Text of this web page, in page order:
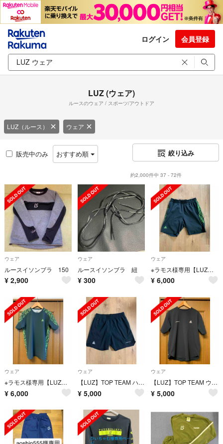
ログイン 会員登録
LUZ (ウェア)
ルースのウェア / スポーツ/アウトドア
LUZ（ルース） ウェア
販売中のみ おすすめ順 絞り込み
約2,000件中 37 - 72件
ウェア
ルースイソンブラ 150
¥ 2,900
ウェア
ルースイソンブラ 紐
¥ 300
ウェア
※ラモス様専用【LUZ】TOP TEAM ハーフパンツVELDE
¥ 6,000
ウェア
※ラモス様専用【LUZ】TOP TEAM トレーニングシャツ半袖 VERDE
¥ 6,000
ウェア
【LUZ】TOP TEAM ハーフパンツブラック
¥ 5,000
ウェア
【LUZ】TOP TEAM ウェア半袖ブラック
¥ 5,000